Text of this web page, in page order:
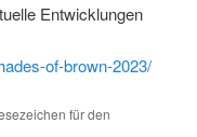
Entwicklungen
of-brown-2023/
für den